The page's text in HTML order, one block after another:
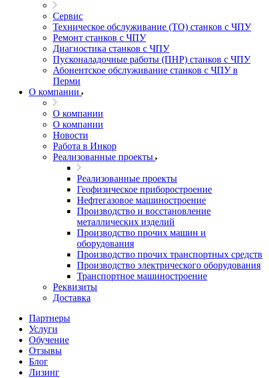
Сервис
Техническое обслуживание (ТО) станков с ЧПУ
Ремонт станков с ЧПУ
Диагностика станков с ЧПУ
Пусконаладочные работы (ПНР) станков с ЧПУ
Абонентское обслуживание станков с ЧПУ в
Перми
О компании
О компании
О компании
Новости
Работа в Инкор
Реализованные проекты
Реализованные проекты
Геофизическое приборостроение
Нефтегазовое машиностроение
Производство и восстановление
металлических изделий
Производство прочих машин и
оборудования
Производство прочих транспортных средств
Производство электрического оборудования
Транспортное машиностроение
Реквизиты
Доставка
Партнеры
Услуги
Обучение
Отзывы
Блог
Лизинг